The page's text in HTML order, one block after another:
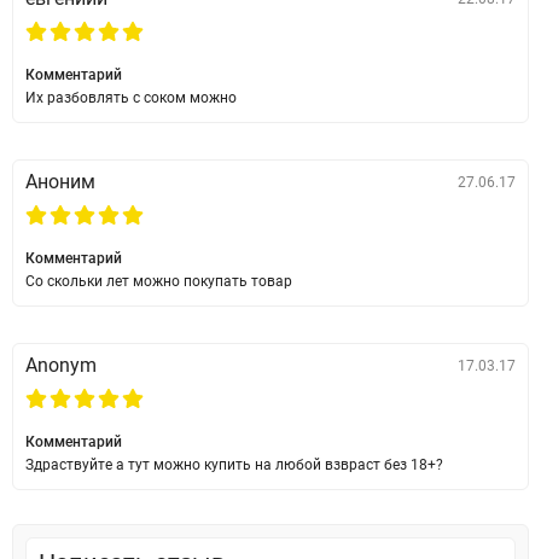
Комментарий
Их разбовлять с соком можно
Аноним 27.06.17
Комментарий
Со скольки лет можно покупать товар
Anonym 17.03.17
Комментарий
Здраствуйте а тут можно купить на любой взвраст без 18+?